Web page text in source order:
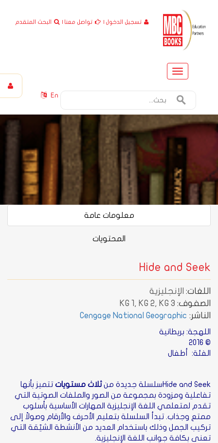
| البحث المتقدم | تواصل معنا تسجيل الدخول
Toggle
navigation
En
معلومات عامة
المحتويات
Hide and Seek
اللغات: الإنجليزية
الصفوف: KG 1, KG 2, KG 3
الناشر: Cengage National Geographic
اللهجة: بريطانية
© 2016
الفئة: أطفال
Hide and Seekسلسلة جديدة من ثلاث مستويات تتميز بأنها
تفاعلية ومزودة بمجموعة من الصور والملفات الصوتية التي
تقدم لمتعلمي اللغة الإنجليزية المهارات الأساسية بأسلوب
ممتع وجذاب. تبدأ السلسلة بتعليم الأحرف والأرقام وصولاً إلى
تركيب الجمل وذلك باستخدام العديد من الأنشطة الشيّقة التي
تعنى بكافة جوانب اللغة الإنجليزية.